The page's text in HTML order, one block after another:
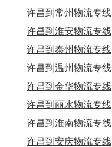
许昌到常州物流专线
许昌到淮安物流专线
许昌到泰州物流专线
许昌到温州物流专线
许昌到金华物流专线
许昌到丽水物流专线
许昌到淮南物流专线
许昌到安庆物流专线